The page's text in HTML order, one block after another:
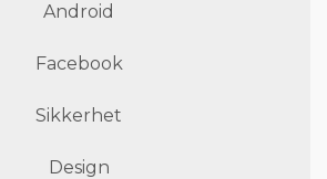
Android
Facebook
Sikkerhet
Design